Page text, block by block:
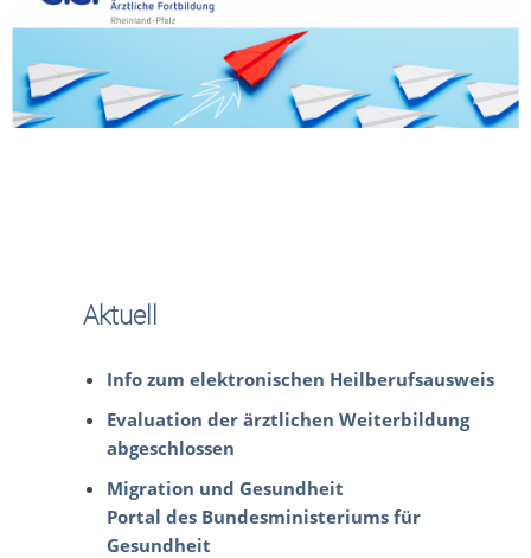
Aktuell
Info zum elektronischen Heilberufsausweis
Evaluation der ärztlichen Weiterbildung
abgeschlossen
Migration und Gesundheit
Portal des Bundesministeriums für
Gesundheit